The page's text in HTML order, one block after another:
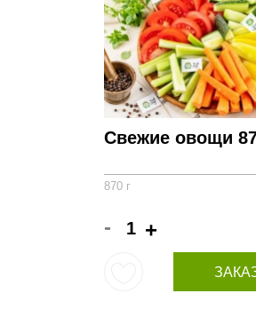
Свежие овощи
870 г
- +